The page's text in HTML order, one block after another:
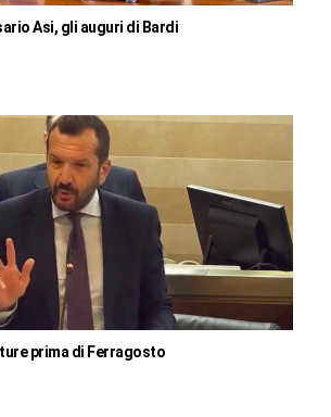
Asi, gli auguri di Bardi
prima di Ferragosto